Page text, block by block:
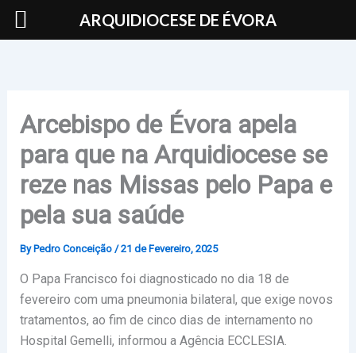
Skip
Arcebispo de Évora apela
para que na Arquidiocese se
reze nas Missas pelo Papa e
pela sua saúde
By Pedro Conceição /21 de Fevereiro, 2025
O Papa Francisco foi diagnosticado no dia 18 de
fevereiro com uma pneumonia bilateral, que exige novos
tratamentos, ao fim de cinco dias de internamento no
Hospital Gemelli, informou a Agência ECCLESIA.
ARQUIDIOCESE DE ÉVORA